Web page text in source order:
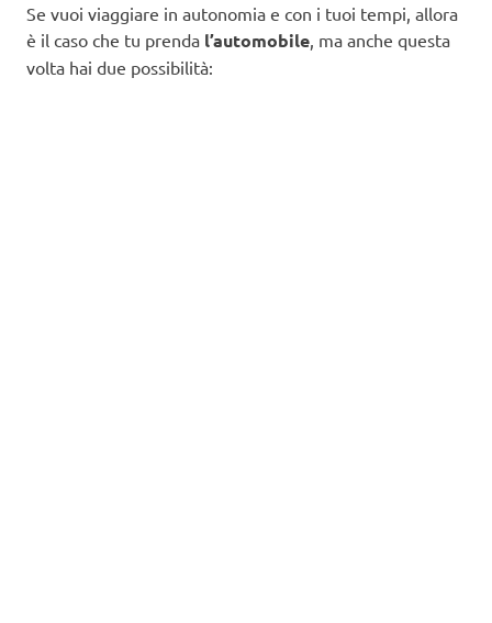
Se vuoi viaggiare in autonomia e con i tuoi tempi, allora
è il caso che tu prenda l’automobile , ma anche questa
volta hai due possibilità: